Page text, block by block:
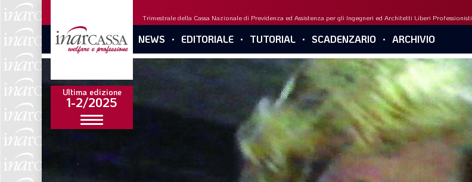
Ultima edizione
1-2/2025
Trimestrale della Cassa Nazionale di Previdenza ed Assistenza per gli Ingegneri ed Architetti Liberi Professionisti
NEWS EDITORIALE TUTORIAL SCADENZARIO ARCHIVIO